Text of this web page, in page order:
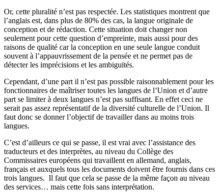
Or, cette pluralité n’est pas respectée. Les statistiques montrent que
l’anglais est, dans plus de 80% des cas, la langue originale de
conception et de rédaction. Cette situation doit changer non
seulement pour cette question d’empreinte, mais aussi pour des
raisons de qualité car la conception en une seule langue conduit
souvent à l’appauvrissement de la pensée et ne permet pas de
détecter les imprécisions et les ambiguïtés.
Cependant, d’une part il n’est pas possible raisonnablement pour les
fonctionnaires de maîtriser toutes les langues de l’Union et d’autre
part se limiter à deux langues n’est pas suffisant. En effet ceci ne
serait pas assez représentatif de la diversité culturelle de l’Union. Il
faut donc se donner l’objectif de travailler dans au moins trois
langues.
C’est d’ailleurs ce qui se passe, il est vrai avec l’assistance des
traducteurs et des interprètes, au niveau du Collège des
Commissaires européens qui travaillent en allemand, anglais,
français et auxquels tous les documents doivent être fournis dans ces
trois langues. Il faut que cela se passe de la même façon au niveau
des services… mais cette fois sans interprétation.